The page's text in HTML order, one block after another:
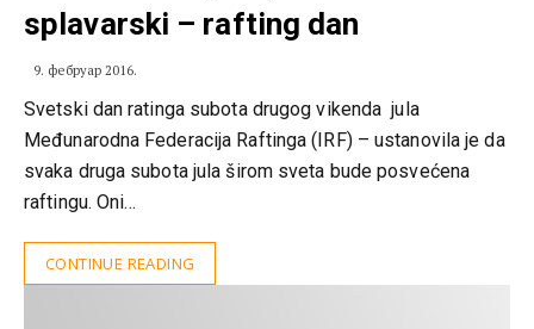
splavarski – rafting dan
9. фебруар 2016.
Svetski dan ratinga subota drugog vikenda jula
Međunarodna Federacija Raftinga (IRF) – ustanovila je da
svaka druga subota jula širom sveta bude posvećena
raftingu. Oni…
CONTINUE READING